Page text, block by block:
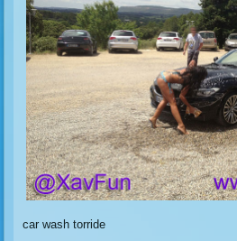
car wash torride